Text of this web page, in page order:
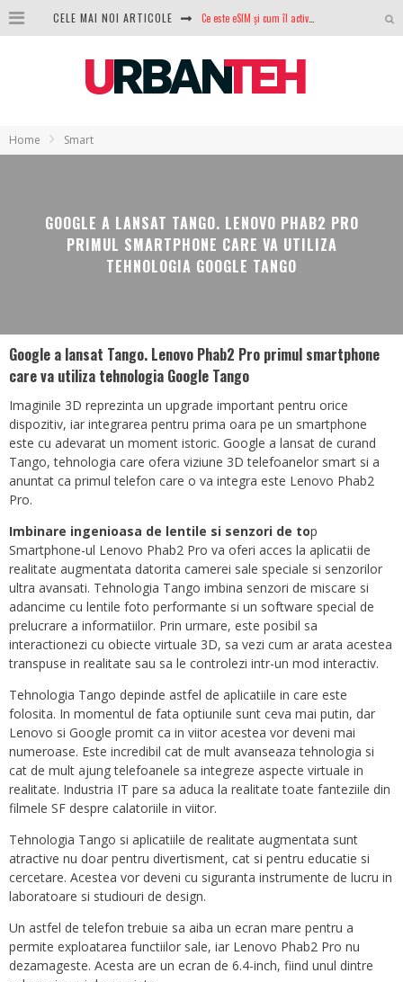
CELE MAI NOI ARTICOLE Ce este eSIM și cum îl activezi pe telefon? Ghid complet pentru Android și iPhone
NVIDIA avertizează: memoria RAM și SSD-urile ar putea deveni și mai scumpe în perioada următoare
Home Smart
GOOGLE A LANSAT TANGO. LENOVO PHAB2 PRO
PRIMUL SMARTPHONE CARE VA UTILIZA
TEHNOLOGIA GOOGLE TANGO
Google a lansat Tango. Lenovo Phab2 Pro primul smartphone
care va utiliza tehnologia Google Tango
Imaginile 3D reprezinta un upgrade important pentru orice
dispozitiv, iar integrarea pentru prima oara pe un smartphone
este cu adevarat un moment istoric. Google a lansat de curand
Tango, tehnologia care ofera viziune 3D telefoanelor smart si a
anuntat ca primul telefon care o va integra este Lenovo Phab2
Pro.
Imbinare ingenioasa de lentile si senzori de top
Smartphone-ul Lenovo Phab2 Pro va oferi acces la aplicatii de
realitate augmentata datorita camerei sale speciale si senzorilor
ultra avansati. Tehnologia Tango imbina senzori de miscare si
adancime cu lentile foto performante si un software special de
prelucrare a informatiilor. Prin urmare, este posibil sa
interactionezi cu obiecte virtuale 3D, sa vezi cum ar arata acestea
transpuse in realitate sau sa le controlezi intr-un mod interactiv.
Tehnologia Tango depinde astfel de aplicatiile in care este
folosita. In momentul de fata optiunile sunt ceva mai putin, dar
Lenovo si Google promit ca in viitor acestea vor deveni mai
numeroase. Este incredibil cat de mult avanseaza tehnologia si
cat de mult ajung telefoanele sa integreze aspecte virtuale in
realitate. Industria IT pare sa aduca la realitate toate fanteziile din
filmele SF despre calatoriile in viitor.
Tehnologia Tango si aplicatiile de realitate augmentata sunt
atractive nu doar pentru divertisment, cat si pentru educatie si
cercetare. Acestea vor deveni cu siguranta instrumente de lucru in
laboratoare si studiouri de design.
Un astfel de telefon trebuie sa aiba un ecran mare pentru a
permite exploatarea functiilor sale, iar Lenovo Phab2 Pro nu
dezamageste. Acesta are un ecran de 6.4-inch, fiind unul dintre